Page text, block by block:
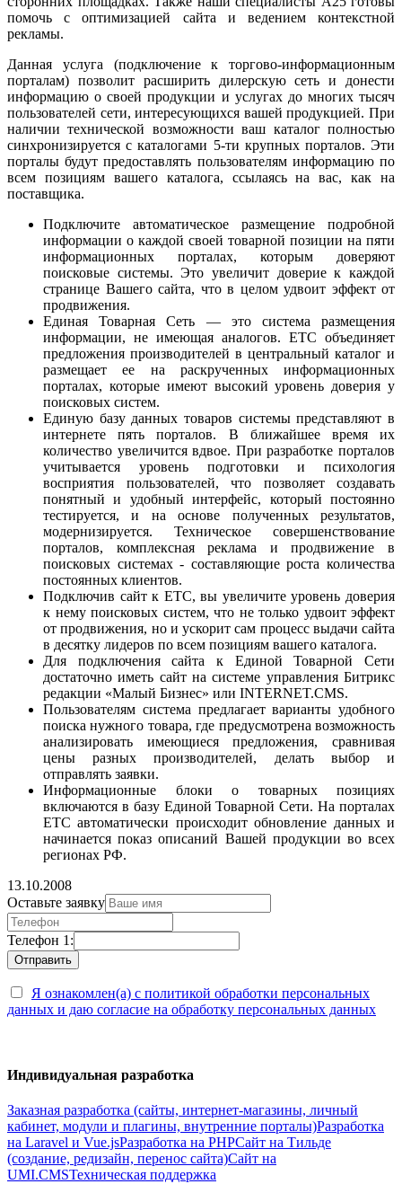
помочь с оптимизацией сайта и ведением контекстной
рекламы.
Данная услуга (подключение к торгово-информационным
порталам) позволит расширить дилерскую сеть и донести
информацию о своей продукции и услугах до многих тысяч
пользователей сети, интересующихся вашей продукцией. При
наличии технической возможности ваш каталог полностью
синхронизируется с каталогами 5-ти крупных порталов. Эти
порталы будут предоставлять пользователям информацию по
всем позициям вашего каталога, ссылаясь на вас, как на
поставщика.
Подключите автоматическое размещение подробной
информации о каждой своей товарной позиции на пяти
информационных порталах, которым доверяют
поисковые системы. Это увеличит доверие к каждой
странице Вашего сайта, что в целом удвоит эффект от
продвижения.
Единая Товарная Сеть — это система размещения
информации, не имеющая аналогов. ЕТС объединяет
предложения производителей в центральный каталог и
размещает ее на раскрученных информационных
порталах, которые имеют высокий уровень доверия у
поисковых систем.
Единую базу данных товаров системы представляют в
интернете пять порталов. В ближайшее время их
количество увеличится вдвое. При разработке порталов
учитывается уровень подготовки и психология
восприятия пользователей, что позволяет создавать
понятный и удобный интерфейс, который постоянно
тестируется, и на основе полученных результатов,
модернизируется. Техническое совершенствование
порталов, комплексная реклама и продвижение в
поисковых системах - составляющие роста количества
постоянных клиентов.
Подключив сайт к ЕТС, вы увеличите уровень доверия
к нему поисковых систем, что не только удвоит эффект
от продвижения, но и ускорит сам процесс выдачи сайта
в десятку лидеров по всем позициям вашего каталога.
Для подключения сайта к Единой Товарной Сети
достаточно иметь сайт на системе управления Битрикс
редакции «Малый Бизнес» или INTERNET.CMS.
Пользователям система предлагает варианты удобного
поиска нужного товара, где предусмотрена возможность
анализировать имеющиеся предложения, сравнивая
цены разных производителей, делать выбор и
отправлять заявки.
Информационные блоки о товарных позициях
включаются в базу Единой Товарной Сети. На порталах
ЕТС автоматически происходит обновление данных и
начинается показ описаний Вашей продукции во всех
регионах РФ.
13.10.2008
Оставьте заявку
Телефон 1:
Я ознакомлен(а) с политикой обработки персональных
данных и даю согласие на обработку персональных данных
Индивидуальная разработка
Заказная разработка (сайты, интернет-магазины, личный
кабинет, модули и плагины, внутренние порталы)Разработка
на Laravel и Vue.jsРазработка на PHPСайт на Тильде
(создание, редизайн, перенос сайта)Сайт на
UMI.CMSТехническая поддержка